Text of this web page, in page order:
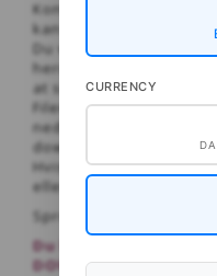
Kontrollér din
kan vi ikke hjælpe dig!
Du vil kunne se en
herunder ligger et blåt
at sætte gang i din
Filen vil herefter
nederst i din browser,
download-folder.
Hvis det ikke fungerer
eller Ipad, så forsøg
Sprog: Dansk og engelsk
Du behøver ikke at
DOWNLOAD
CURRENCY